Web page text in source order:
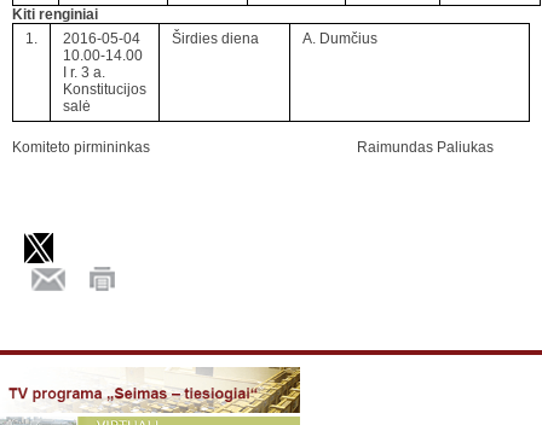
Kiti renginiai
1.
2016-05-04
10.00-14.00
I r. 3 a.
Konstitucijos
salė
Širdies diena A. Dumčius
Komiteto pirmininkas Raimundas Paliukas